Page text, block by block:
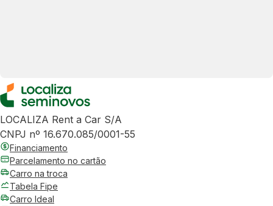
LOCALIZA Rent a Car S/A
CNPJ nº 16.670.085/0001-55
Financiamento
Parcelamento no cartão
Carro na troca
Tabela Fipe
Carro Ideal